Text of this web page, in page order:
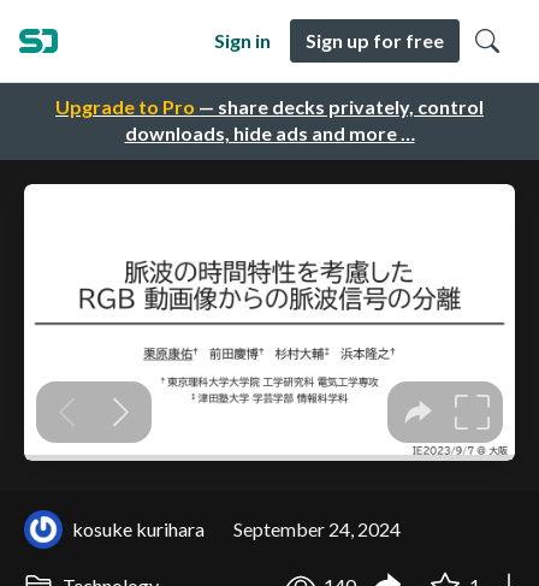
Upgrade to Pro — share decks privately, control
downloads, hide ads and more …
Sign in Sign up for free
kosuke kurihara September 24, 2024